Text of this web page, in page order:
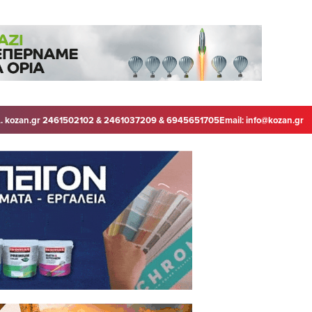
kozan.gr 2461502102 & 2461037209 & 6945651705Email:info@kozan.gr